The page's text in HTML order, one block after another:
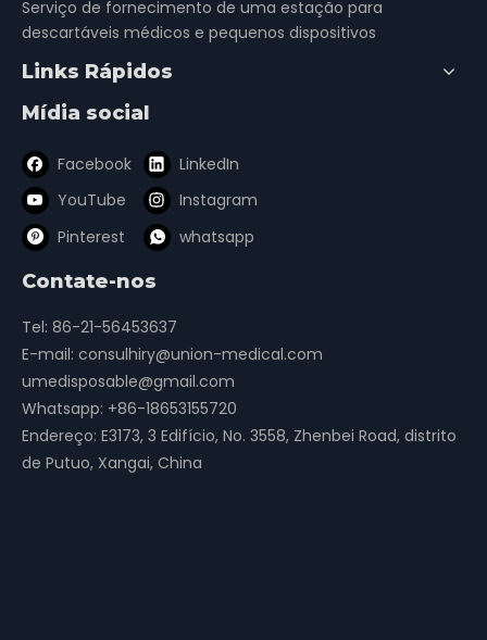
Serviço de fornecimento de uma estação para
descartáveis ​​médicos e pequenos dispositivos
Links Rápidos
Mídia social
Facebook
LinkedIn
YouTube
Instagram
Pinterest
whatsapp
Contate-nos
Tel: 86-21-56453637
E-mail: consulhiry@union-medical.com
umedisposable@gmail.com
Whatsapp: +86-18653155720
Endereço: E3173, 3 Edifício, No. 3558, Zhenbei Road, distrito
de Putuo, Xangai, China